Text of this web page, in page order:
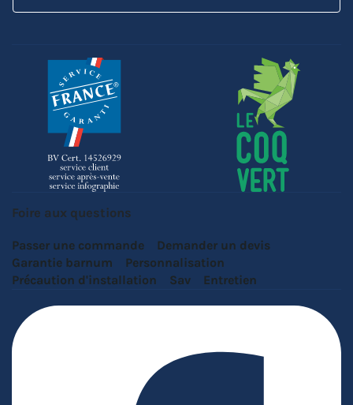
Foire aux questions
Passer une commande
Demander un devis
Garantie barnum
Personnalisation
Précaution d'installation
Sav Entretien